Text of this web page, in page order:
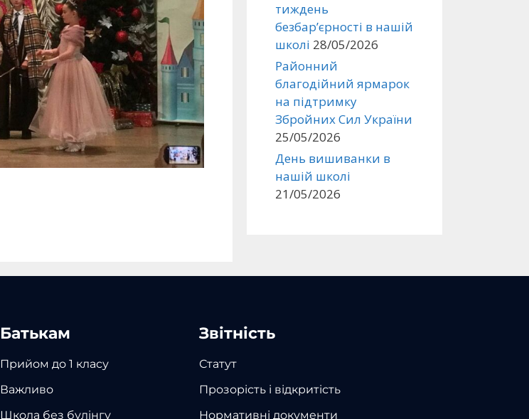
тиждень
безбар’єрності в нашій
школі 28/05/2026
Районний
благодійний ярмарок
на підтримку
Збройних Сил України
25/05/2026
День вишиванки в
нашій школі
21/05/2026
Батькам
Прийом до 1 класу
Важливо
Школа без булінгу
Звітність
Статут
Прозорість і відкритість
Нормативні документи